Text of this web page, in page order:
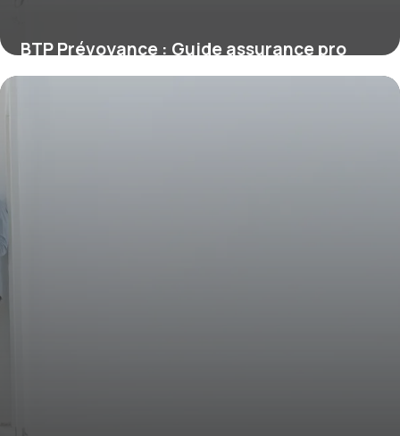
BTP Prévoyance : Guide assurance pro
16 juin 2026